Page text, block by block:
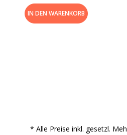
IN DEN WARENKORB
* Alle Preise inkl. gesetzl.